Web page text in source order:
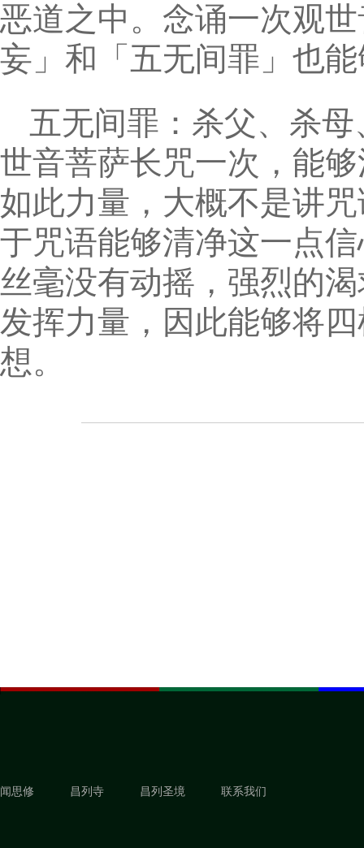
恶道之中。念诵一次观
妄」和「五无间罪」也
五无间罪：杀父、杀
世音菩萨长咒一次，能
如此力量，大概不是讲
于咒语能够清净这一点
丝毫没有动摇，强烈的
发挥力量，因此能够将
想。
闻思修 昌列寺 昌列圣境 联系我们